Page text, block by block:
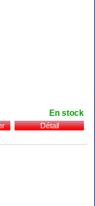
En stock